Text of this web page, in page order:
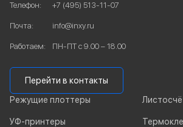
Режущие плоттеры
УФ-принтеры
Телефон: +7 (495) 513-11-07
Почта: info@inxy.ru
Работаем: ПН-ПТ с 9.00 – 18.00
Перейти в контакты